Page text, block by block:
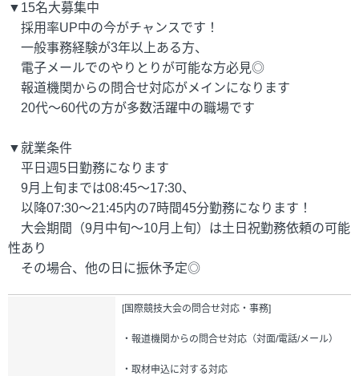
▼15名大募集中
採用率UP中の今がチャンスです！
一般事務経験が3年以上ある方、
電子メールでのやりとりが可能な方必見◎
報道機関からの問合せ対応がメインになります
20代～60代の方が多数活躍中の職場です
▼就業条件
平日週5日勤務になります
9月上旬までは08:45～17:30、
以降07:30～21:45内の7時間45分勤務になります！
大会期間（9月中旬～10月上旬）は土日祝勤務依頼の可能
性あり
その場合、他の日に振休予定◎
[国際競技大会の問合せ対応・事務]
・報道機関からの問合せ対応（対面/電話/メール）
・取材申込に対する対応